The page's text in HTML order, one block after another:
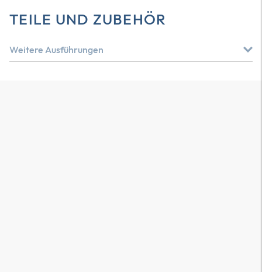
TEILE UND ZUBEHÖR
Weitere Ausführungen